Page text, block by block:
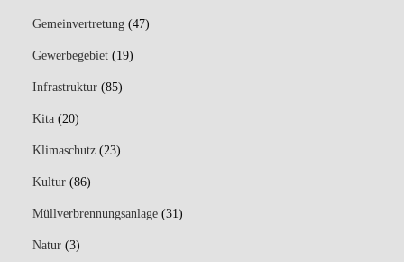
Gemeinvertretung (47)
Gewerbegebiet (19)
Infrastruktur (85)
Kita (20)
Klimaschutz (23)
Kultur (86)
Müllverbrennungsanlage (31)
Natur (3)